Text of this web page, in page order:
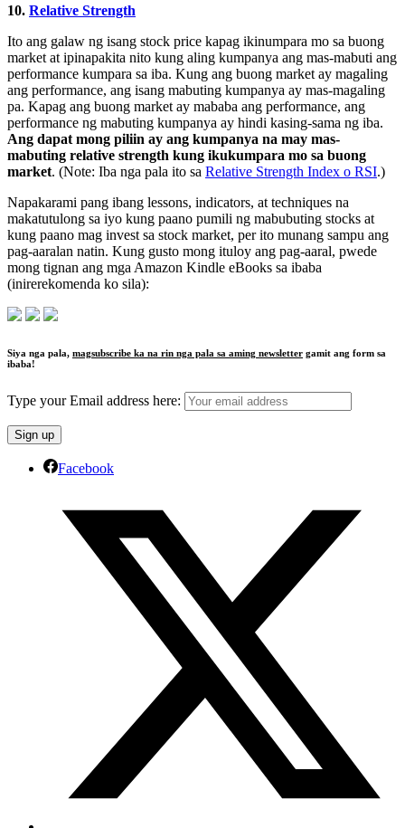
10. Relative Strength
Ito ang galaw ng isang stock price kapag ikinumpara mo sa buong
market at ipinapakita nito kung aling kumpanya ang mas-mabuti ang
performance kumpara sa iba. Kung ang buong market ay magaling
ang performance, ang isang mabuting kumpanya ay mas-magaling
pa. Kapag ang buong market ay mababa ang performance, ang
performance ng mabuting kumpanya ay hindi kasing-sama ng iba.
Ang dapat mong piliin ay ang kumpanya na may mas-
mabuting relative strength kung ikukumpara mo sa buong
market. (Note: Iba nga pala ito sa Relative Strength Index o RSI.)
Napakarami pang ibang lessons, indicators, at techniques na
makatutulong sa iyo kung paano pumili ng mabubuting stocks at
kung paano mag invest sa stock market, per ito munang sampu ang
pag-aaralan natin. Kung gusto mong ituloy ang pag-aaral, pwede
mong tignan ang mga Amazon Kindle eBooks sa ibaba
(inirerekomenda ko sila):
Siya nga pala, magsubscribe ka na rin nga pala sa aming newsletter gamit ang form sa
ibaba!
Type your Email address here:
Facebook